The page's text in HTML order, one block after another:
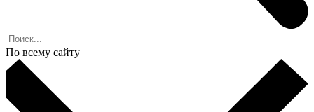
По всему сайту